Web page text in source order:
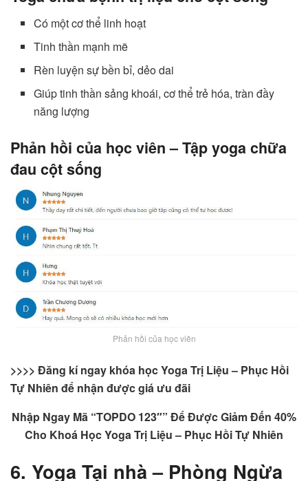
Có một cơ thể linh hoạt
Tinh thần mạnh mẽ
Rèn luyện sự bền bỉ, dẻo dai
Giúp tinh thần sảng khoái, cơ thể trẻ hóa, tràn đầy
năng lượng
Phản hồi của học viên – Tập yoga chữa
đau cột sống
Phản hồi của học viên
>>>> Đăng kí ngay khóa họcYoga Trị Liệu – Phục Hồi
Tự Nhiên để nhận được giá ưu đãi
Nhập Ngay Mã “TOPDO 123″” Để Được Giảm Đến 40%
Cho Khoá Học Yoga Trị Liệu – Phục Hồi Tự Nhiên
6. Yoga Tại nhà – Phòng Ngừa